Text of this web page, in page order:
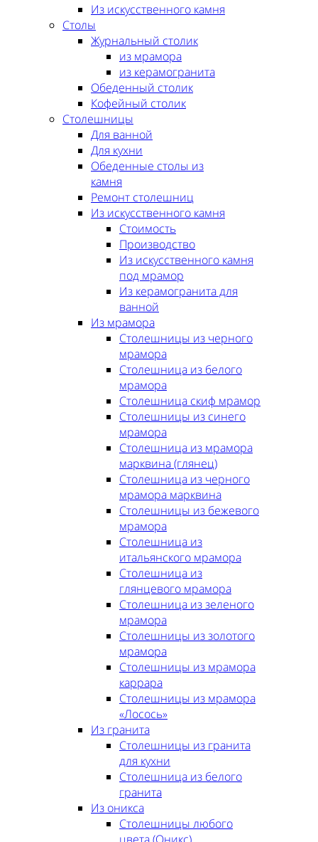
Из искусственного камня
Столы
Журнальный столик
из мрамора
из керамогранита
Обеденный столик
Кофейный столик
Столешницы
Для ванной
Для кухни
Обеденные столы из
камня
Ремонт столешниц
Из искусственного камня
Стоимость
Производство
Из искусственного камня
под мрамор
Из керамогранита для
ванной
Из мрамора
Столешницы из черного
мрамора
Столешница из белого
мрамора
Столешница скиф мрамор
Столешницы из синего
мрамора
Столешница из мрамора
марквина (глянец)
Столешница из черного
мрамора марквина
Столешницы из бежевого
мрамора
Столешница из
итальянского мрамора
Столешница из
глянцевого мрамора
Столешница из зеленого
мрамора
Столешницы из золотого
мрамора
Столешницы из мрамора
каррара
Столешницы из мрамора
«Лосось»
Из гранита
Столешницы из гранита
для кухни
Столешница из белого
гранита
Из оникса
Столешницы любого